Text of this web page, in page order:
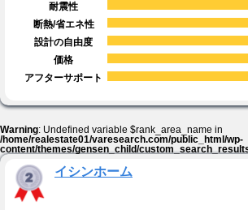
耐震性
断熱/省エネ性
設計の自由度
価格
アフターサポート
Warning: Undefined variable $rank_area_name in
/home/realestate01/varesearch.com/public_html/wp-
content/themes/gensen_child/
イシンホーム